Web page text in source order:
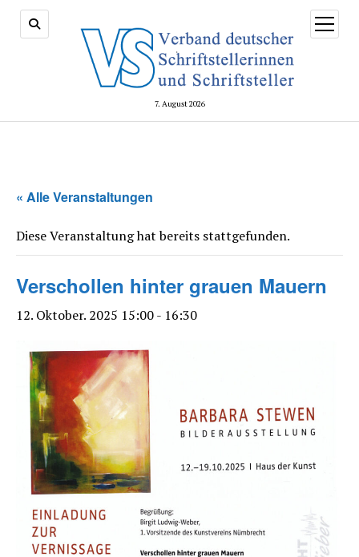
7. August 2026
Menü
öffnen
« Alle Veranstaltungen
Diese Veranstaltung hat bereits stattgefunden.
Verschollen hinter grauen Mauern
12. Oktober. 2025 15:00- 16:30